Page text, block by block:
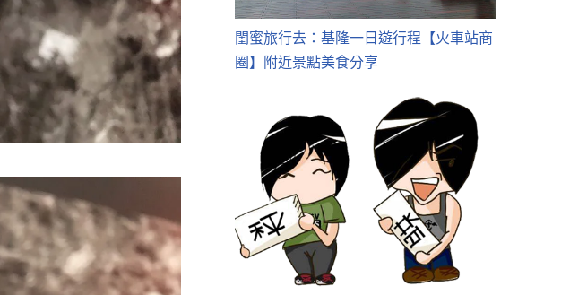
閨蜜旅行去：基隆一日遊行程【火車站商
圈】附近景點美食分享